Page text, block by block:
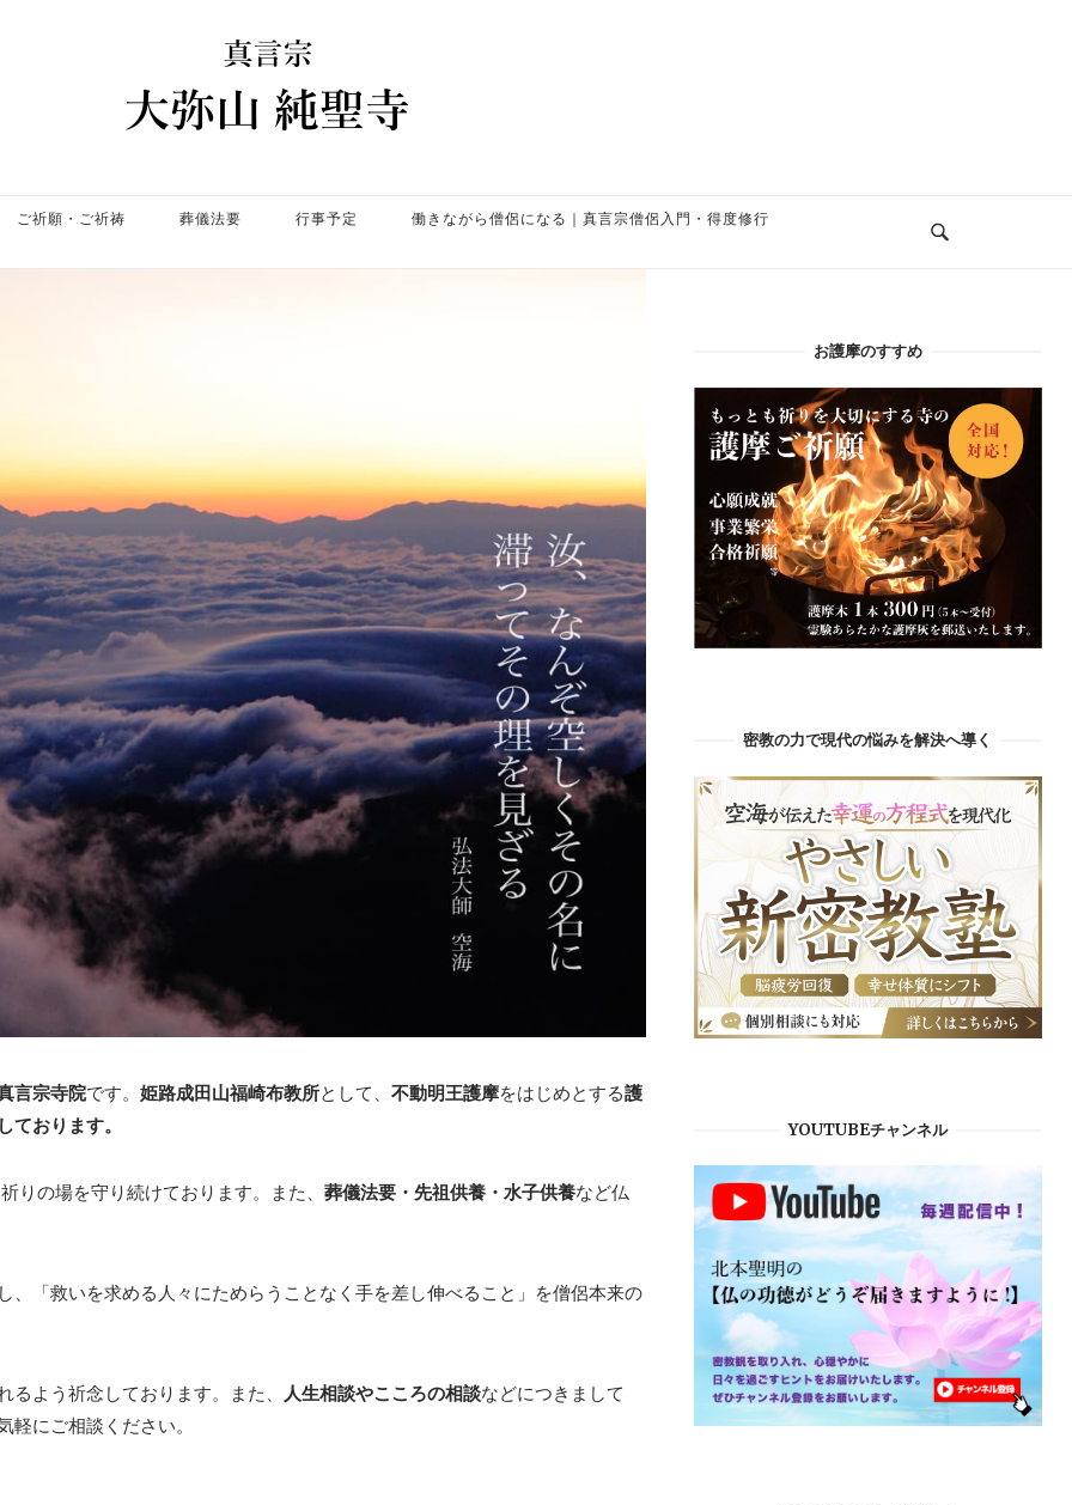
ご祈願・ご祈祷 葬儀法要 行事予定 働きながら僧侶になる｜真言宗僧侶入門・得度修行
言宗寺院です。 姫路成田山福崎布教所として、 不動明王護摩をはじめとする護
おります。
りの場を守り続けております。また、 葬儀法要・先祖供養・水子供養など仏
「救いを求める人々にためらうことなく手を差し伸べること」を僧侶本来の
よう祈念しております。また、 人生相談やこころの相談などにつきまして
にご相談ください。
お護摩のすすめ
密教の力で現代の悩みを解決へ導く
YOUTUBEチャンネル